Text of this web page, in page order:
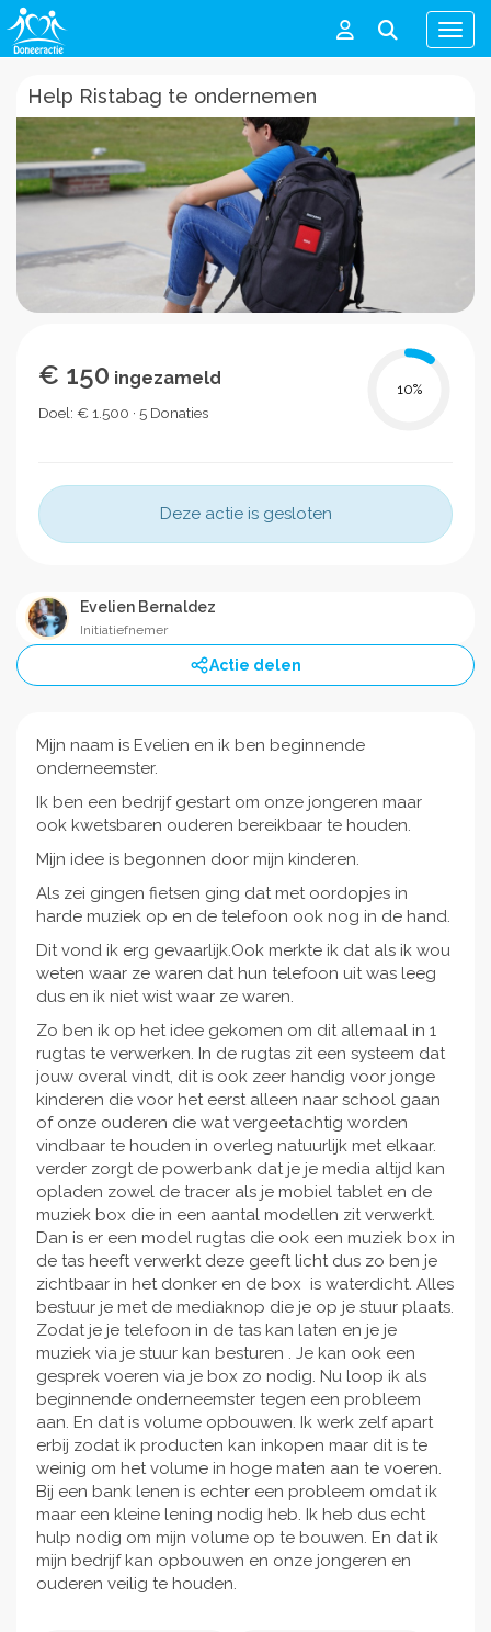
Menu
Help Ristabag te ondernemen
€ 150 ingezameld
Doel: € 1.500 · 5 Donaties
10%
Deze actie is gesloten
Evelien Bernaldez
Initiatiefnemer
Actie delen
Mijn naam is Evelien en ik ben beginnende
onderneemster.
Ik ben een bedrijf gestart om onze jongeren maar
ook kwetsbaren ouderen bereikbaar te houden.
Mijn idee is begonnen door mijn kinderen.
Als zei gingen fietsen ging dat met oordopjes in
harde muziek op en de telefoon ook nog in de hand.
Dit vond ik erg gevaarlijk.Ook merkte ik dat als ik wou
weten waar ze waren dat hun telefoon uit was leeg
dus en ik niet wist waar ze waren.
Zo ben ik op het idee gekomen om dit allemaal in 1
rugtas te verwerken. In de rugtas zit een systeem dat
jouw overal vindt, dit is ook zeer handig voor jonge
kinderen die voor het eerst alleen naar school gaan
of onze ouderen die wat vergeetachtig worden
vindbaar te houden in overleg natuurlijk met elkaar.
verder zorgt de powerbank dat je je media altijd kan
opladen zowel de tracer als je mobiel tablet en de
muziek box die in een aantal modellen zit verwerkt.
Dan is er een model rugtas die ook een muziek box in
de tas heeft verwerkt deze geeft licht dus zo ben je
zichtbaar in het donker en de box is waterdicht. Alles
bestuur je met de mediaknop die je op je stuur plaats.
Zodat je je telefoon in de tas kan laten en je je
muziek via je stuur kan besturen . Je kan ook een
gesprek voeren via je box zo nodig. Nu loop ik als
beginnende onderneemster tegen een probleem
aan. En dat is volume opbouwen. Ik werk zelf apart
erbij zodat ik producten kan inkopen maar dit is te
weinig om het volume in hoge maten aan te voeren.
Bij een bank lenen is echter een probleem omdat ik
maar een kleine lening nodig heb. Ik heb dus echt
hulp nodig om mijn volume op te bouwen. En dat ik
mijn bedrijf kan opbouwen en onze jongeren en
ouderen veilig te houden.